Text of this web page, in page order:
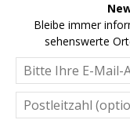
Bleibe immer
sehenswerte